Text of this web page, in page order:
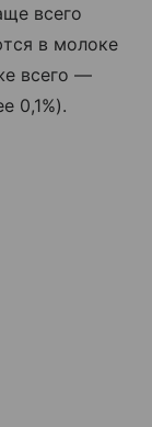
всего
в молоке
всего —
0,1%).